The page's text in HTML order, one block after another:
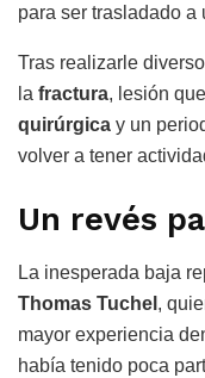
para ser trasladado a
Tras realizarle
la fractura, lesión
quirúrgica y un
volver a tener
Un revés
La inesperada baja
Thomas Tuchel ,
mayor experiencia
había tenido poca